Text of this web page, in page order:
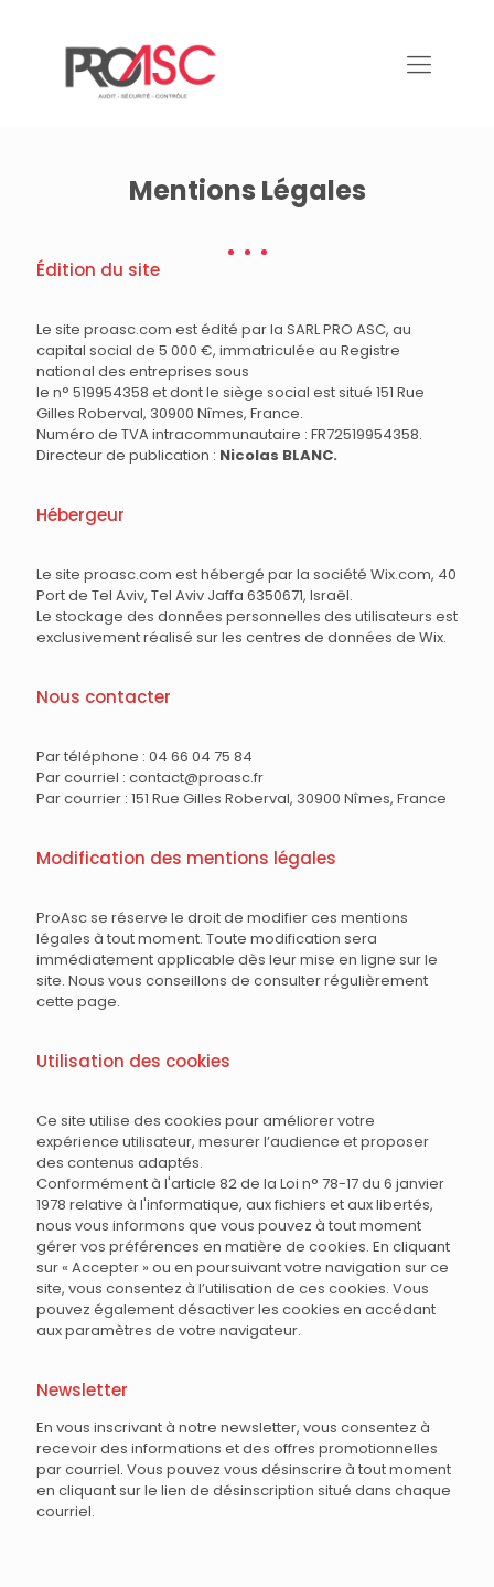
Mentions Légales
Édition du site
Le site proasc.com est édité par la SARL PRO ASC, au
capital social de 5 000 €, immatriculée au Registre
national des entreprises sous
le n° 519954358 et dont le siège social est situé 151 Rue
Gilles Roberval, 30900 Nîmes, France.
Numéro de TVA intracommunautaire : FR72519954358.
Directeur de publication : Nicolas BLANC.
Hébergeur
Le site proasc.com est hébergé par la société Wix.com, 40
Port de Tel Aviv, Tel Aviv Jaffa 6350671, Israël.
Le stockage des données personnelles des utilisateurs est
exclusivement réalisé sur les centres de données de Wix.
Nous contacter
Par téléphone : 04 66 04 75 84
Par courriel : contact@proasc.fr
Par courrier : 151 Rue Gilles Roberval, 30900 Nîmes, France
Modification des mentions légales
ProAsc se réserve le droit de modifier ces mentions
légales à tout moment. Toute modification sera
immédiatement applicable dès leur mise en ligne sur le
site. Nous vous conseillons de consulter régulièrement
cette page.
Utilisation des cookies
Ce site utilise des cookies pour améliorer votre
expérience utilisateur, mesurer l’audience et proposer
des contenus adaptés.
Conformément à l'article 82 de la Loi n° 78-17 du 6 janvier
1978 relative à l'informatique, aux fichiers et aux libertés,
nous vous informons que vous pouvez à tout moment
gérer vos préférences en matière de cookies. En cliquant
sur « Accepter » ou en poursuivant votre navigation sur ce
site, vous consentez à l’utilisation de ces cookies. Vous
pouvez également désactiver les cookies en accédant
aux paramètres de votre navigateur.
Newsletter
En vous inscrivant à notre newsletter, vous consentez à
recevoir des informations et des offres promotionnelles
par courriel. Vous pouvez vous désinscrire à tout moment
en cliquant sur le lien de désinscription situé dans chaque
courriel.